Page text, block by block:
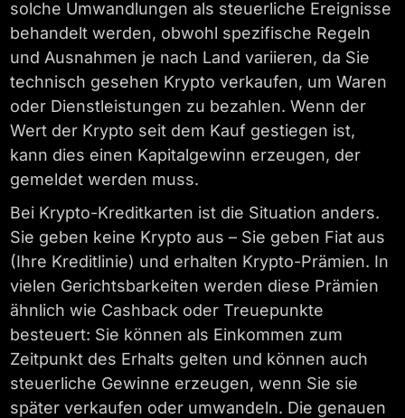
solche Umwandlungen als steuerliche Ereignisse
behandelt werden, obwohl spezifische Regeln
und Ausnahmen je nach Land variieren, da Sie
technisch gesehen Krypto verkaufen, um Waren
oder Dienstleistungen zu bezahlen. Wenn der
Wert der Krypto seit dem Kauf gestiegen ist,
kann dies einen Kapitalgewinn erzeugen, der
gemeldet werden muss.
Bei Krypto-Kreditkarten ist die Situation anders.
Sie geben keine Krypto aus – Sie geben Fiat aus
(Ihre Kreditlinie) und erhalten Krypto-Prämien. In
vielen Gerichtsbarkeiten werden diese Prämien
ähnlich wie Cashback oder Treuepunkte
besteuert: Sie können als Einkommen zum
Zeitpunkt des Erhalts gelten und können auch
steuerliche Gewinne erzeugen, wenn Sie sie
später verkaufen oder umwandeln. Die genauen